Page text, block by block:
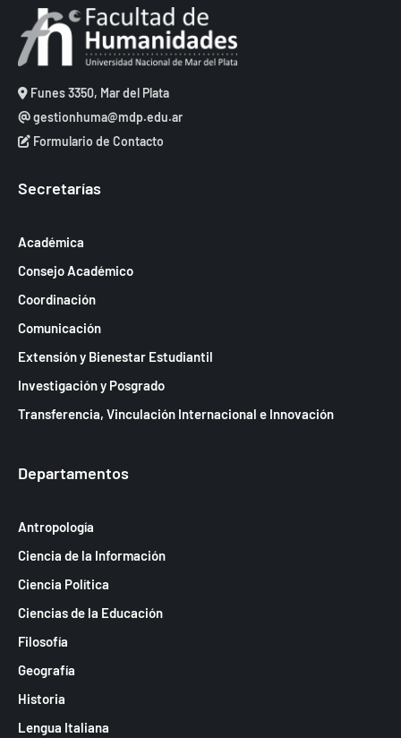
Funes 3350, Mar del Plata
gestionhuma@mdp.edu.ar
Formulario de Contacto
Secretarías
Académica
Consejo Académico
Coordinación
Comunicación
Extensión y Bienestar Estudiantil
Investigación y Posgrado
Transferencia, Vinculación Internacional e Innovación
Departamentos
Antropología
Ciencia de la Información
Ciencia Política
Ciencias de la Educación
Filosofía
Geografía
Historia
Lengua Italiana